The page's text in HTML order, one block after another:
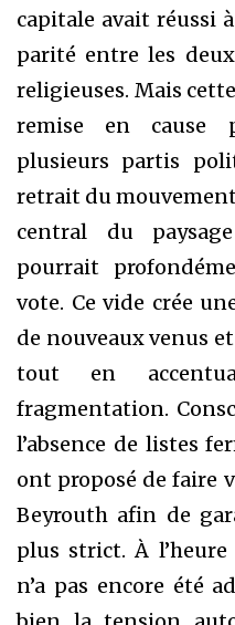
capitale avait réussi
parité entre les
religieuses. Mais
remise en cause
plusieurs partis
retrait du
central du
pourrait
vote. Ce vide crée
de nouveaux venus
tout en
fragmentation.
l’absence de listes
ont proposé de faire
Beyrouth afin de
plus strict. À
n’a pas encore été